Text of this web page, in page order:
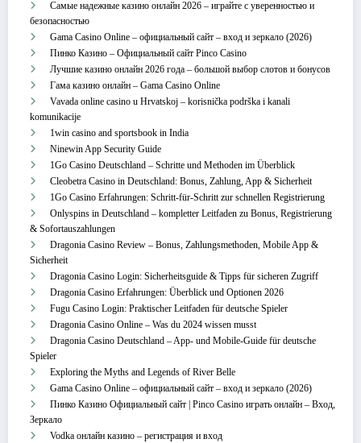
Самые надежные казино онлайн 2026 – играйте с уверенностью и
безопасностью
Gama Casino Online – официальный сайт – вход и зеркало (2026)
Пинко Казино – Официальный сайт Pinco Casino
Лучшие казино онлайн 2026 года – большой выбор слотов и бонусов
Гама казино онлайн – Gama Casino Online
Vavada online casino u Hrvatskoj – korisnička podrška i kanali
komunikacije
1win casino and sportsbook in India
Ninewin App Security Guide
1Go Casino Deutschland – Schritte und Methoden im Überblick
Cleobetra Casino in Deutschland: Bonus, Zahlung, App & Sicherheit
1Go Casino Erfahrungen: Schritt‑für‑Schritt zur schnellen Registrierung
Onlyspins in Deutschland – kompletter Leitfaden zu Bonus, Registrierung
& Sofortauszahlungen
Dragonia Casino Review – Bonus, Zahlungsmethoden, Mobile App &
Sicherheit
Dragonia Casino Login: Sicherheitsguide & Tipps für sicheren Zugriff
Dragonia Casino Erfahrungen: Überblick und Optionen 2026
Fugu Casino Login: Praktischer Leitfaden für deutsche Spieler
Dragonia Casino Online – Was du 2024 wissen musst
Dragonia Casino Deutschland – App‑ und Mobile‑Guide für deutsche
Spieler
Exploring the Myths and Legends of River Belle
Gama Casino Online – официальный сайт – вход и зеркало (2026)
Пинко Казино Официальный сайт | Pinco Casino играть онлайн – Вход,
Зеркало
Vodka онлайн казино – регистрация и вход